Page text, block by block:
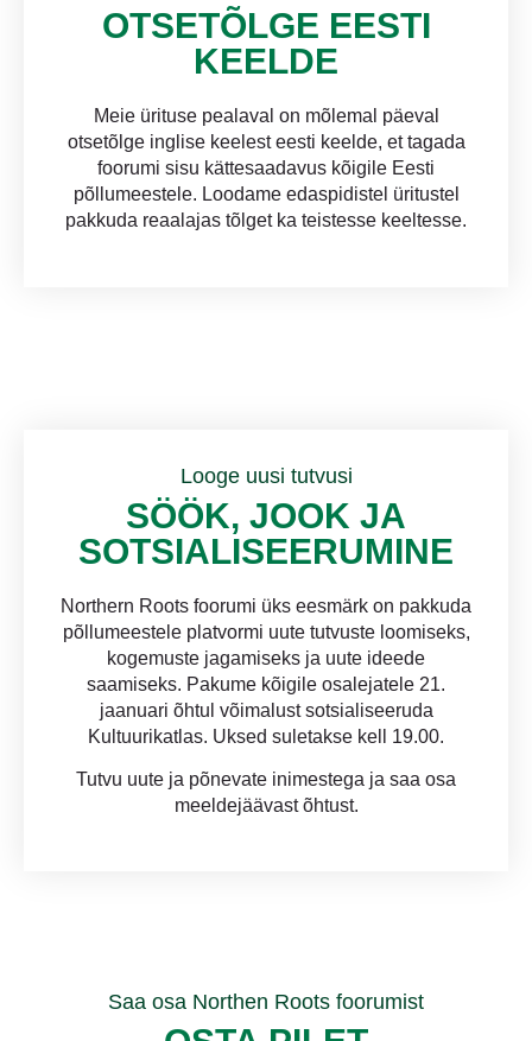
OTSETÕLGE EESTI
KEELDE
Meie ürituse pealaval on mõlemal päeval
otsetõlge inglise keelest eesti keelde, et tagada
foorumi sisu kättesaadavus kõigile Eesti
põllumeestele. Loodame edaspidistel üritustel
pakkuda reaalajas tõlget ka teistesse keeltesse.
Looge uusi tutvusi
SÖÖK, JOOK JA
SOTSIALISEERUMINE
Northern Roots foorumi üks eesmärk on pakkuda
põllumeestele platvormi uute tutvuste loomiseks,
kogemuste jagamiseks ja uute ideede
saamiseks. Pakume kõigile osalejatele 21.
jaanuari õhtul võimalust sotsialiseeruda
Kultuurikatlas. Uksed suletakse kell 19.00.
Tutvu uute ja põnevate inimestega ja saa osa
meeldejäävast õhtust.
Saa osa Northen Roots foorumist